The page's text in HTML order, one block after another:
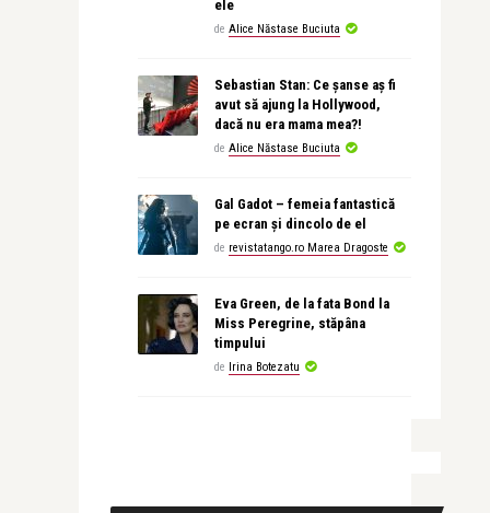
ele
de Alice Năstase Buciuta
Sebastian Stan: Ce șanse aș fi
avut să ajung la Hollywood,
dacă nu era mama mea?!
de Alice Năstase Buciuta
Gal Gadot – femeia fantastică
pe ecran și dincolo de el
de revistatango.ro Marea Dragoste
Eva Green, de la fata Bond la
Miss Peregrine, stăpâna
timpului
de Irina Botezatu